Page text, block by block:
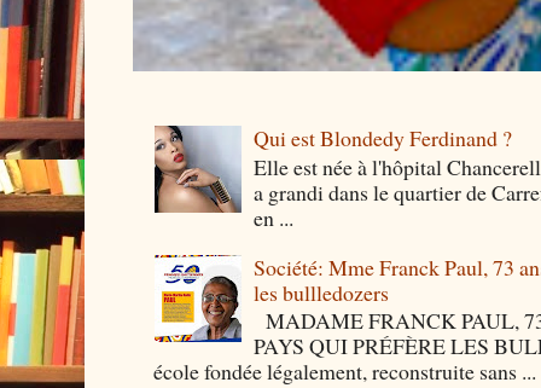
Qui est Blondedy Ferdinand ?
Elle est née à l'hôpital
a grandi dans le quartier de
en ...
Société: Mme Franck Paul, 73
les bullledozers
MADAME FRANCK PAUL,
PAYS QUI PRÉFÈRE LES
école fondée légalement, reconstruite sans ...